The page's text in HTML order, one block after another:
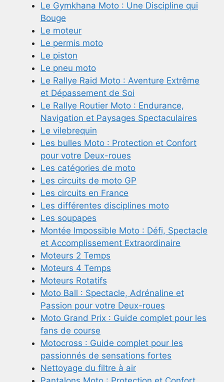
Le Gymkhana Moto : Une Discipline qui
Bouge
Le moteur
Le permis moto
Le piston
Le pneu moto
Le Rallye Raid Moto : Aventure Extrême
et Dépassement de Soi
Le Rallye Routier Moto : Endurance,
Navigation et Paysages Spectaculaires
Le vilebrequin
Les bulles Moto : Protection et Confort
pour votre Deux-roues
Les catégories de moto
Les circuits de moto GP
Les circuits en France
Les différentes disciplines moto
Les soupapes
Montée Impossible Moto : Défi, Spectacle
et Accomplissement Extraordinaire
Moteurs 2 Temps
Moteurs 4 Temps
Moteurs Rotatifs
Moto Ball : Spectacle, Adrénaline et
Passion pour votre Deux-roues
Moto Grand Prix : Guide complet pour les
fans de course
Motocross : Guide complet pour les
passionnés de sensations fortes
Nettoyage du filtre à air